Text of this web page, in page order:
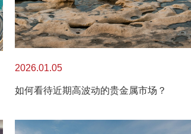
2026.01.05
如何看待近期高波动的贵金属市场？